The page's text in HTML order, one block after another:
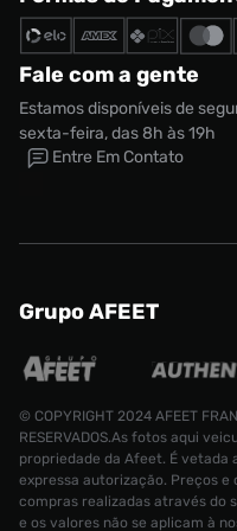
Fale com a gente
Estamos disponíveis de
sexta-feira, das 8h às 19h
Entre Em Contato
Grupo AFEET
© COPYRIGHT 2024 AFEET
RESERVADOS.As fotos aqui
propriedade da Afeet. É vetada
expressa autorização. Preços e
compras realizadas através do
e os valores não se aplicam à